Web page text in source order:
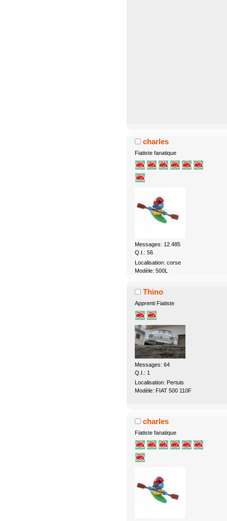
charles
Fiatiste fanatique
Messages: 12.485
Q.I.: 56
Localisation: corse
Modèle: 500L
Thino
Apprenti Fiatiste
Messages: 64
Q.I.: 1
Localisation: Pertuis
Modèle: FIAT 500 110F
charles
Fiatiste fanatique